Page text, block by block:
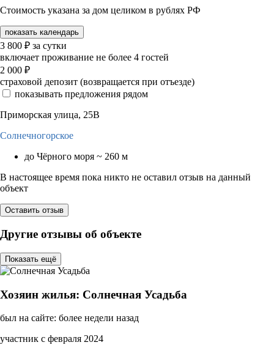
Стоимость указана за дом целиком в рублях РФ
показать календарь
3 800 ₽ за сутки
включает проживание не более 4 гостей
2 000 ₽
страховой депозит (возвращается при отъезде)
показывать предложения рядом
Приморская улица, 25В
Солнечногорское
до Чёрного моря ~ 260 м
В настоящее время пока никто не оставил отзыв на данный
объект
Оставить отзыв
Другие отзывы об объекте
Показать ещё
Хозяин жилья: Солнечная Усадьба
был на сайте: более недели назад
участник с февраля 2024